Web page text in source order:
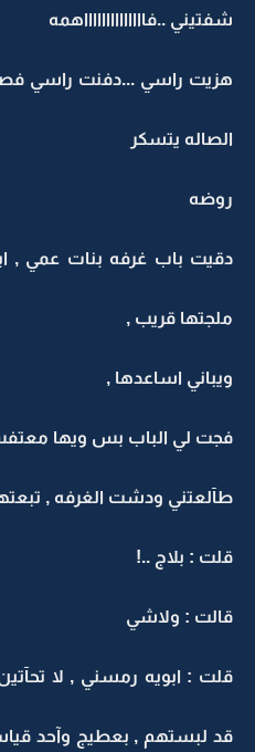
شفتيني ..فااااااااااااااهمه
هزيت راسي ...دفنت راسي
الصاله يتسكر
روضه
دقيت باب غرفه بنات عمي ,
ملجتها قريب ,
ويباني اساعدها ,
فجت لي الباب بس ويها
طآلعتني ودشت الغرفه ,
قلت : بلاج ..!
قالت : ولاشي
قلت : ابويه رمسني , لا
قد لبستهم , بعطيج وآحد